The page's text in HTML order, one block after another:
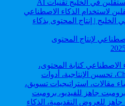
لإنتاج المحتوى